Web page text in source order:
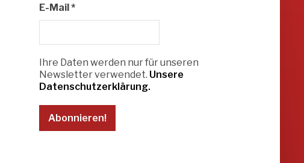
E-Mail*
Ihre Daten werden nur für unseren
Newsletter verwendet. Unsere
Datenschutzerklärung.